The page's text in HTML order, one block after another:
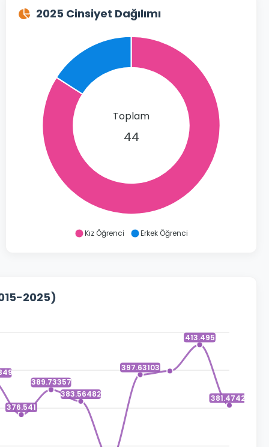
2025 Cinsiyet Dağılımı
Toplam
44
Kız Öğrenci Erkek Öğrenci
2025)
376.541
389.73357
383.56482
397.63103
413.495
381.47421